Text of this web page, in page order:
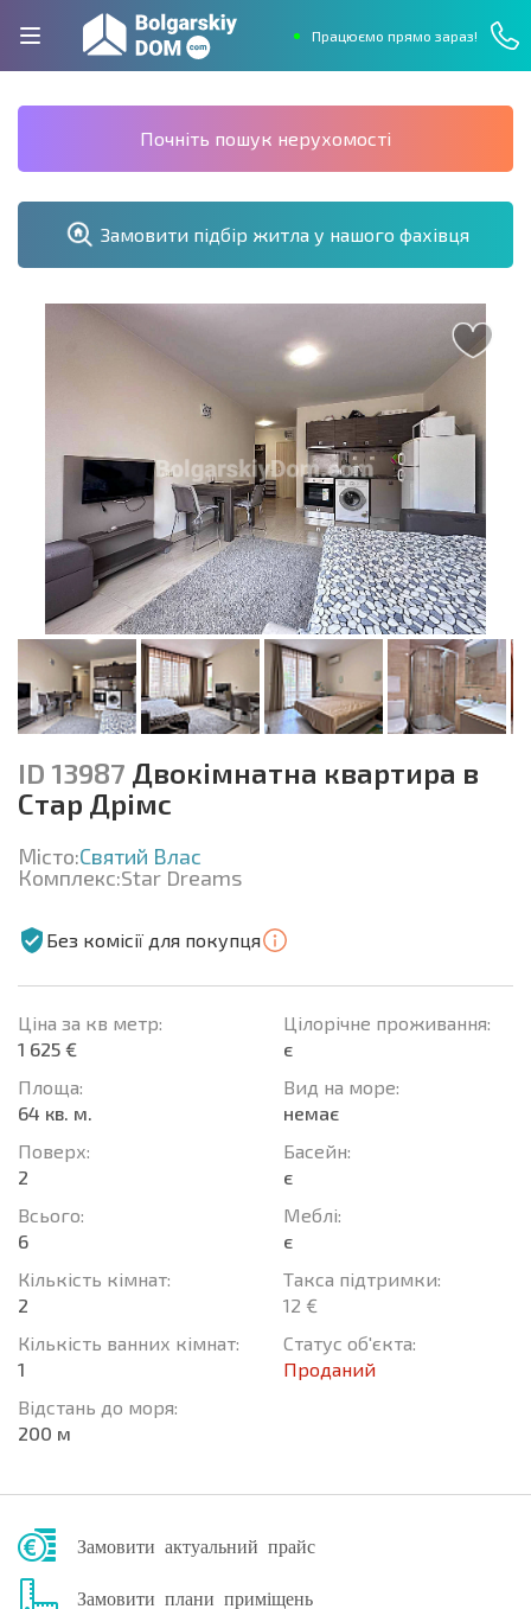
Працюємо прямо зараз!
Почніть пошук нерухомості
Замовити підбір житла у нашого фахівця
ID 13987 Двокімнатна квартира в
Стар Дрімс
Місто:Святий Влас
Комплекс:Star Dreams
Без комісії для покупця
Ціна за кв метр:
1 625 €
Площа:
64 кв. м.
Поверх:
2
Всього:
6
Кількість кімнат:
2
Кількість ванних кімнат:
1
Відстань до моря:
200 м
Цілорічне проживання:
є
Вид на море:
немає
Баcейн:
є
Меблі:
є
Такса підтримки:
12 €
Статус об'єкта:
Проданий
Замовити актуальний прайс
Замовити плани приміщень